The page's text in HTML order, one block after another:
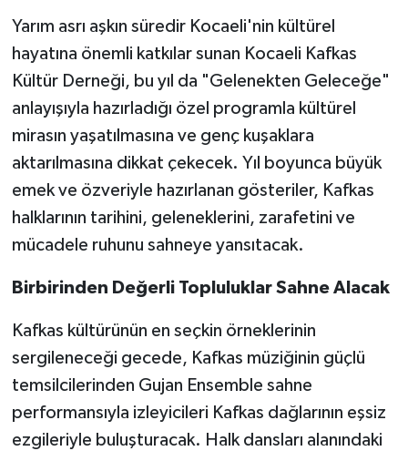
Yarım asrı aşkın süredir Kocaeli'nin kültürel
hayatına önemli katkılar sunan Kocaeli Kafkas
Kültür Derneği, bu yıl da "Gelenekten Geleceğe"
anlayışıyla hazırladığı özel programla kültürel
mirasın yaşatılmasına ve genç kuşaklara
aktarılmasına dikkat çekecek. Yıl boyunca büyük
emek ve özveriyle hazırlanan gösteriler, Kafkas
halklarının tarihini, geleneklerini, zarafetini ve
mücadele ruhunu sahneye yansıtacak.
Birbirinden Değerli Topluluklar Sahne Alacak
Kafkas kültürünün en seçkin örneklerinin
sergileneceği gecede, Kafkas müziğinin güçlü
temsilcilerinden Gujan Ensemble sahne
performansıyla izleyicileri Kafkas dağlarının eşsiz
ezgileriyle buluşturacak. Halk dansları alanındaki